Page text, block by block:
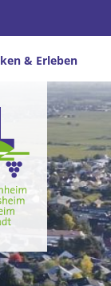
& Erleben